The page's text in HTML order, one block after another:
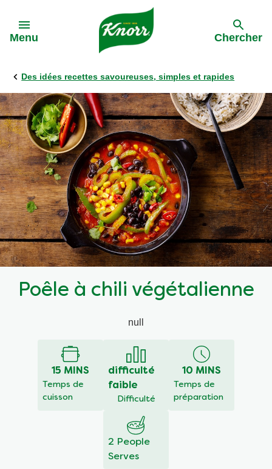
Menu Chercher
Des idées recettes savoureuses, simples et rapides
Poêle à chili végétalienne
null
15 MINS
Temps de
cuisson
difficulté
faible
Difficulté
10 MINS
Temps de
préparation
2 People
Serves